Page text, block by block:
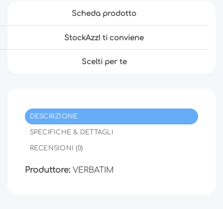
Scheda prodotto
StockAzz! ti conviene
Scelti per te
DESCRIZIONE
SPECIFICHE & DETTAGLI
RECENSIONI (0)
Produttore: VERBATIM